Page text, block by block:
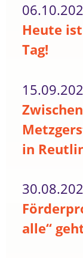
Heute
Tag!
in
alle“